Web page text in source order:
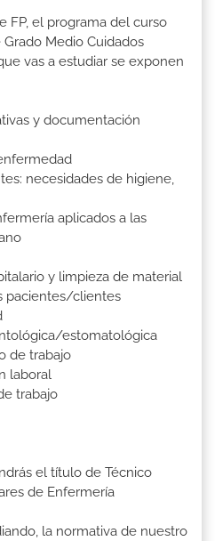
FP, el programa del curso
Medio Cuidados
vas a estudiar se exponen
y documentación
necesidades de higiene,
aplicados a las
y limpieza de material
pacientes/clientes
estomatológica
de trabajo
laboral
trabajo
el título de Técnico
de Enfermería
la normativa de nuestro